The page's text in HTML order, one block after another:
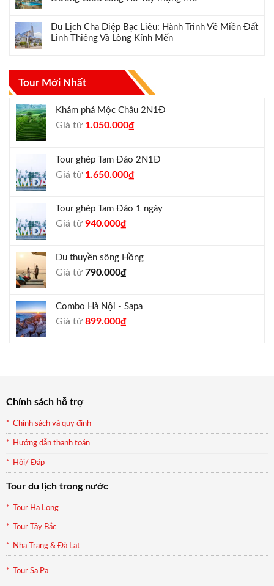
Du Lịch Cha Diệp Bạc Liêu: Hành Trình Về Miền Đất
Linh Thiêng Và Lòng Kính Mến
Tour Mới Nhất
Khám phá Mộc Châu 2N1Đ
Giá từ Giá
1.300.000₫.
1.050.000₫Giá
là:
Tour ghép Tam Đảo 2N1Đ
Giá từ Giá
1.800.000₫.
1.650.000₫Giá
là:
Tour ghép Tam Đảo 1 ngày
Giá từGiá
1.000.000₫.
940.000₫Giá
là:
Du thuyền sông Hồng
Giá từ790.000₫
Combo Hà Nội - Sapa
Giá từGiá
899.000₫Giá
Chính sách hỗ trợ
Chính sách và quy định
Hướng dẫn thanh toán
Hỏi/ Đáp
Tour du lịch trong nước
Tour Hạ Long
Tour Tây Bắc
Nha Trang & Đà Lạt
Tour Sa Pa